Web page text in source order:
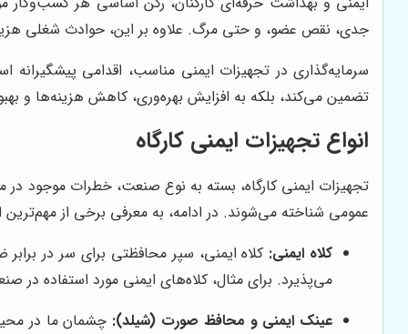
جدی، نقص عضو، و حتی مرگ. علاوه بر این، حوادث شغلی
سرمایه‌گذاری در تجهیزات ایمنی مناسب، اقدامی
تضمین می‌کند، بلکه به افزایش بهره‌وری، کاهش هزینه‌ها و
انواع تجهیزات ایمنی کارگاه
تجهیزات ایمنی کارگاه، بسته به نوع صنعت، خطرات موجود در
عمومی شناخته می‌شوند. در ادامه، به معرفی برخی از مهم‌ترین
کلاه ایمنی: کلاه ایمنی، سپر محافظتی برای سر در
می‌پذیرد. برای مثال، کلاه‌های ایمنی مورد استفاده در
عینک ایمنی و محافظ صورت (شیلد): چشمان ما در